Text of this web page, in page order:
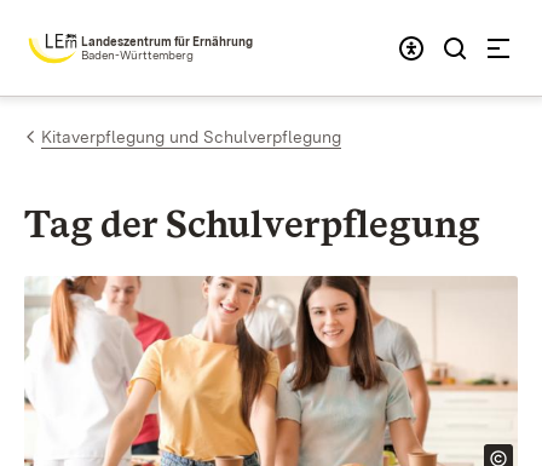
Zum Inhalt springen
Landeszentrum für Ernährung
Baden-Württemberg
Kitaverpflegung und Schulverpflegung
Tag der Schul­verpflegung